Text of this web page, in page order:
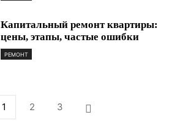
Капитальный ремонт квартиры:
цены, этапы, частые ошибки
РЕМОНТ
1 2 3